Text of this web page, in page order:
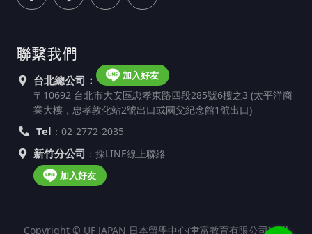
聯繫我們
台北總公司： 加入好友
〒10692 台北市大安區忠孝東路四段285號6樓之3 (太平洋商
業大樓，忠孝敦化站2號出口或國父紀念館1號出口)
Tel ：02-2772-2035
新竹分公司 ：採LINE線上聯絡
加入好友
Copyright © UF JAPAN 日本留學中心(聿富教育有限公司). All